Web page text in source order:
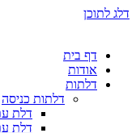
דלג לתוכן
דף בית
אודות
דלתות
דלתות כניסה
דלת
דלת